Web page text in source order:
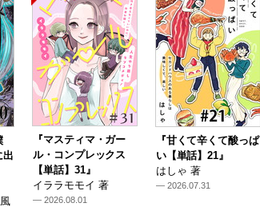
出
『マスティマ・ガー
ル・コンプレックス
【単話】31』
イララモモイ 著
— 2026.08.01
『甘くて辛くて酸っぱ
い【単話】21』
はしゃ 著
— 2026.07.31